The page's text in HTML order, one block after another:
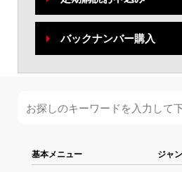
バックナンバー購入
基本メニュー ジャ